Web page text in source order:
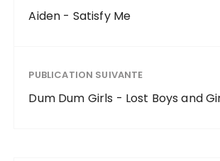
Aiden - Satisfy Me
PUBLICATION SUIVANTE
Dum Dum Girls - Lost Boys and